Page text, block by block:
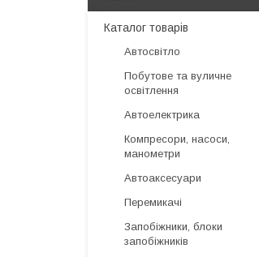
Каталог товарів
Автосвітло
Побутове та вуличне
освітлення
Автоелектрика
Компресори, насоси,
манометри
Автоаксесуари
Перемикачі
Запобіжники, блоки
запобіжників